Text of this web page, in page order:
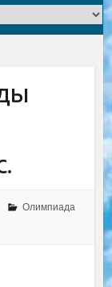
Олимпиада